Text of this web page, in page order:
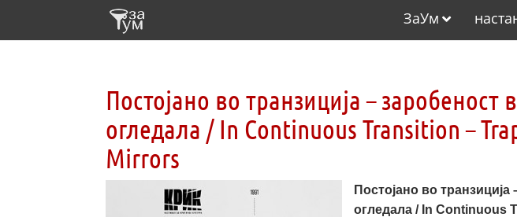
ЗаУм
Постојано во транзиција – заробеност
огледала / In Continuous Transition –
Mirrors
Постојано во
огледала / In Continuous